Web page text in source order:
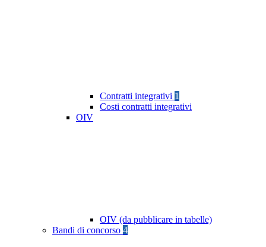
Contratti integrativi 1
Costi contratti integrativi
OIV
OIV (da pubblicare in tabelle)
Bandi di concorso 4